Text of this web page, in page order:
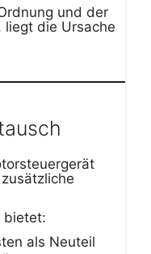
und der
liegt die Ursache
bietet:
als Neuteil